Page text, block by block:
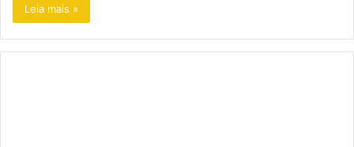
Leia mais »